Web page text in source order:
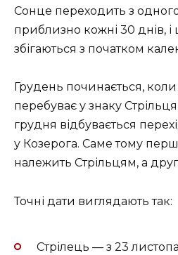
Сонце переходить з
приблизно кожні 30 днів, і
збігаються з початком
Грудень починається,
перебуває у знаку
грудня відбувається
у Козерога. Саме тому
належить Стрільцям, а
Точні дати виглядають так:
Стрілець — з 23